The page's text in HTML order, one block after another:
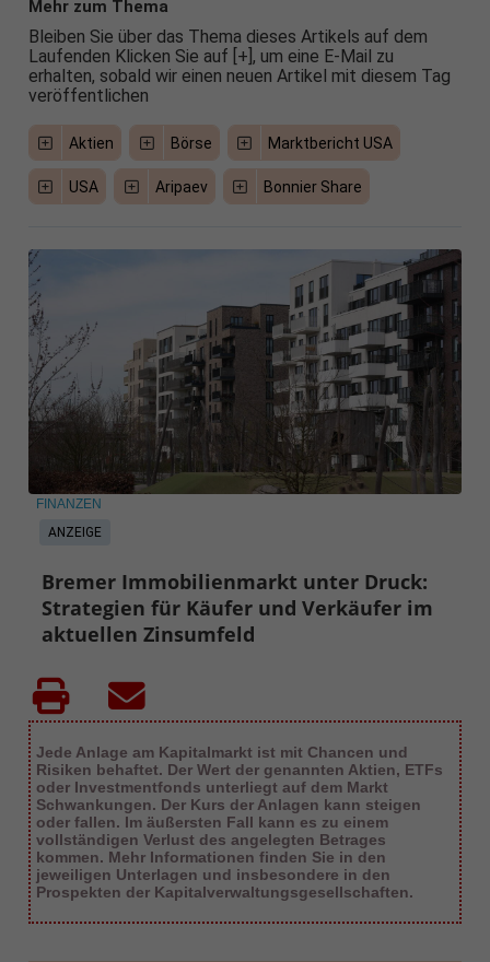
Mehr zum Thema
Bleiben Sie über das Thema dieses Artikels auf dem
Laufenden Klicken Sie auf [+], um eine E-Mail zu
erhalten, sobald wir einen neuen Artikel mit diesem Tag
veröffentlichen
Aktien Börse Marktbericht USA
USA Aripaev Bonnier Share
ANZEIGE
FINANZEN
Bremer Immobilienmarkt unter Druck:
Strategien für Käufer und Verkäufer im
aktuellen Zinsumfeld
Jede Anlage am Kapitalmarkt ist mit Chancen und
Risiken behaftet. Der Wert der genannten Aktien, ETFs
oder Investmentfonds unterliegt auf dem Markt
Schwankungen. Der Kurs der Anlagen kann steigen
oder fallen. Im äußersten Fall kann es zu einem
vollständigen Verlust des angelegten Betrages
kommen. Mehr Informationen finden Sie in den
jeweiligen Unterlagen und insbesondere in den
Prospekten der Kapitalverwaltungsgesellschaften.